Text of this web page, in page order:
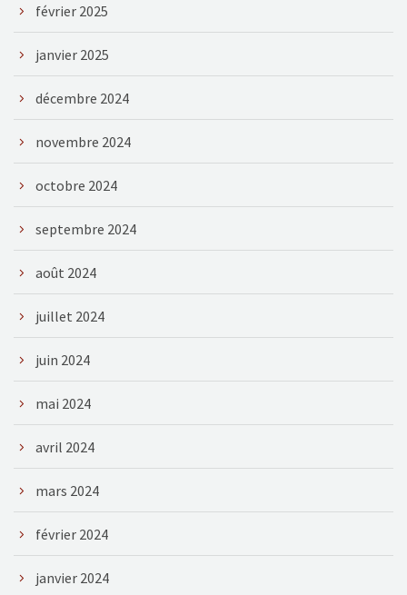
février 2025
janvier 2025
décembre 2024
novembre 2024
octobre 2024
septembre 2024
août 2024
juillet 2024
juin 2024
mai 2024
avril 2024
mars 2024
février 2024
janvier 2024